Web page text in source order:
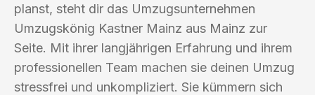
planst, steht dir das Umzugsunternehmen
Umzugskönig Kastner Mainz aus Mainz zur
Seite. Mit ihrer langjährigen Erfahrung und ihrem
professionellen Team machen sie deinen Umzug
stressfrei und unkompliziert. Sie kümmern sich